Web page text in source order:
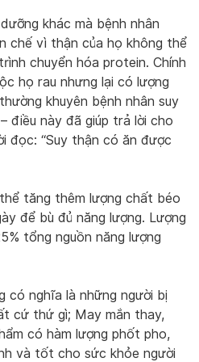
khác mà bệnh nhân
chế vì thận của họ không thể
chuyển hóa protein. Chính
họ rau nhưng lại có lượng
khuyên bệnh nhân suy
điều này đã giúp trả lời cho
đọc: “Suy thận có ăn được
tăng thêm lượng chất béo
để bù đủ năng lượng. Lượng
tổng nguồn năng lượng
có nghĩa là những người bị
cứ thứ gì; May mắn thay,
có hàm lượng phốt pho,
và tốt cho sức khỏe người